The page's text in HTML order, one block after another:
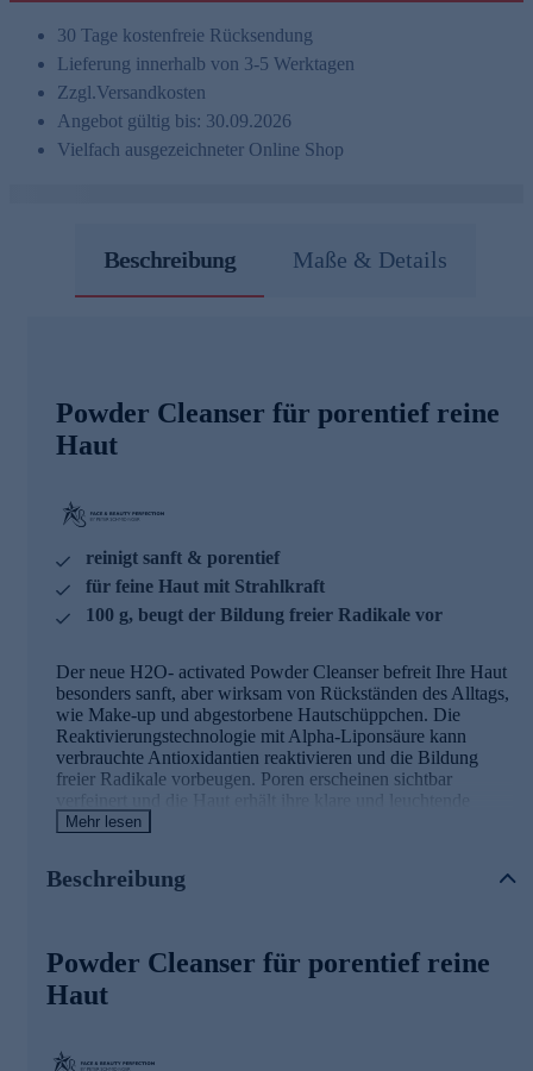
30 Tage kostenfreie Rücksendung
Lieferung innerhalb von 3-5 Werktagen
Zzgl.Versandkosten
Angebot gültig bis: 30.09.2026
Vielfach ausgezeichneter Online Shop
Beschreibung Maße & Details
Powder Cleanser für porentief reine
Haut
reinigt sanft & porentief
für feine Haut mit Strahlkraft
100 g, beugt der Bildung freier Radikale vor
Der neue H2O- activated Powder Cleanser befreit Ihre Haut
besonders sanft, aber wirksam von Rückständen des Alltags,
wie Make-up und abgestorbene Hautschüppchen. Die
Reaktivierungstechnologie mit Alpha-Liponsäure kann
verbrauchte Antioxidantien reaktivieren und die Bildung
freier Radikale vorbeugen. Poren erscheinen sichtbar
verfeinert und die Haut erhält ihre klare und leuchtende
Strahlkraft zurück. Das Ergebnis ist eine glatte und reine
Alpha-Liponsäure
Naturstoff, der als Coenzym in den Mitochondrien und
Boostet die Energiegewinnung spürbar in der Haut
Mehr lesen
Beschreibung
Powder Cleanser für porentief reine
Haut